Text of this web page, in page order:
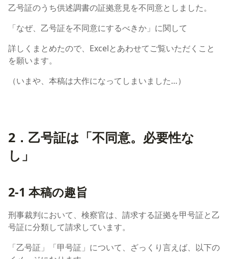
乙号証のうち供述調書の証拠意見を不同意としました。
「なぜ、乙号証を不同意にするべきか」に関して
詳しくまとめたので、Excelとあわせてご覧いただくこと
を願います。
（いまや、本稿は大作になってしまいました…）
2．乙号証は「不同意。必要性な
し」
2-1 本稿の趣旨
刑事裁判において、検察官は、請求する証拠を甲号証と乙
号証に分類して請求しています。
「乙号証」「甲号証」について、ざっくり言えば、以下の